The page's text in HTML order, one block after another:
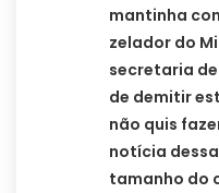
mantinha
zelador do
secretaria
de demitir
não quis
notícia
tamanho do